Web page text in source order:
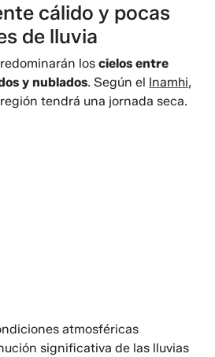
cálido y pocas
de lluvia
los cielos entre
y nublados. Según el Inamhi,
tendrá una jornada seca.
atmosféricas
significativa de las lluvias